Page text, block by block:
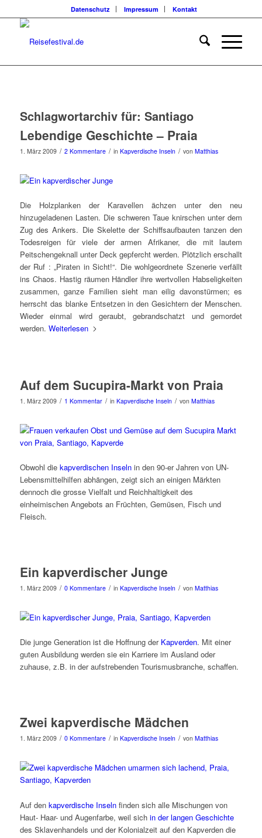
Datenschutz Impressum Kontakt
Schlagwortarchiv für: Santiago
Lebendige Geschichte – Praia
1. März 2009 / 2 Kommentare / in Kapverdische Inseln / von Matthias
Die Holzplanken der Karavellen ächzen unter den neu
hinzugeladenen Lasten. Die schweren Taue knirschen unter dem
Zug des Ankers. Die Skelette der Schiffsaufbauten tanzen den
Todesreigen für viele der armen Afrikaner, die mit lautem
Peitschengeknall unter Deck gepfercht werden. Plötzlich erschallt
der Ruf : „Piraten in Sicht!“. Die wohlgeordnete Szenerie verfällt
ins Chaos. Hastig räumen Händler ihre wertvollen Habseligkeiten
zusammen, ganze Familien sieht man eilig davonstürmen; es
herrscht das blanke Entsetzen in den Gesichtern der Menschen.
Wieder einmal wird geraubt, gebrandschatzt und gemordet
werden. Weiterlesen
Auf dem Sucupira-Markt von Praia
1. März 2009 / 1 Kommentar / in Kapverdische Inseln / von Matthias
Obwohl die kapverdischen Inselnin den 90-er Jahren von UN-
Lebensmittelhilfen abhängen, zeigt sich an einigen Märkten
dennoch die grosse Vielfalt und Reichhaltigkeit des
einheimischen Angebots an Früchten, Gemüsen, Fisch und
Fleisch.
Ein kapverdischer Junge
1. März 2009 / 0 Kommentare / in Kapverdische Inseln / von Matthias
Die junge Generation ist die Hoffnung der Kapverden. Mit einer
guten Ausbildung werden sie ein Karriere im Ausland oder
zuhause, z.B. in der aufstrebenden Tourismusbranche, schaffen.
Zwei kapverdische Mädchen
1. März 2009 / 0 Kommentare / in Kapverdische Inseln / von Matthias
Auf den kapverdische Inselnfinden sich alle Mischungen von
Haut- Haar- und Augenfarbe, weil sich in der langen Geschichte
des Sklavenhandels und der Kolonialzeit auf den Kapverden die